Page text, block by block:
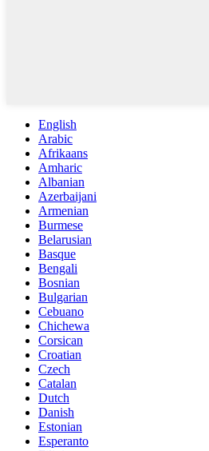
English
Arabic
Afrikaans
Amharic
Albanian
Azerbaijani
Armenian
Burmese
Belarusian
Basque
Bengali
Bosnian
Bulgarian
Cebuano
Chichewa
Corsican
Croatian
Czech
Catalan
Dutch
Danish
Estonian
Esperanto